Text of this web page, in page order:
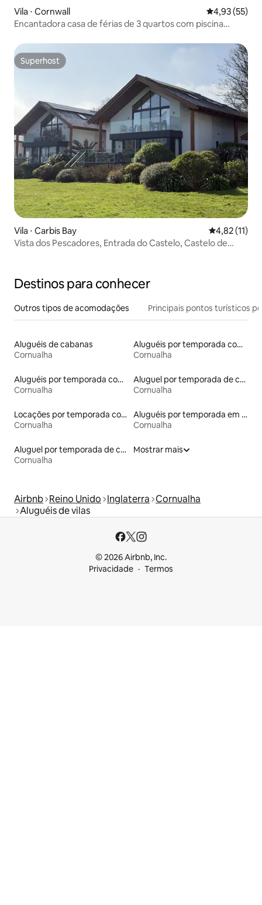
Vila ⋅ Cornwall 4,93 de uma
4,93 (55)
Encantadora casa de férias de 3 quartos com piscina
Superhost
Superhost
Vila ⋅ Carbis Bay 4,82 de uma
4,82 (11)
Vista dos Pescadores, Entrada do Castelo, Castelo de
Destinos para conhecer
Outros tipos de acomodações Principais pontos turísticos
Aluguéis de cabanas
Cornualha
Aluguéis por temporada com banheira de hidromassagem
Cornualha
Aluguéis por temporada com caiaque
Cornualha
Aluguel por temporada de casas na árvore
Cornualha
Locações por temporada com piscina
Cornualha
Aluguéis por temporada em hotéis-fazenda
Cornualha
Aluguel por temporada de casas de hóspedes
Cornualha
Mostrar mais
Airbnb Reino Unido Inglaterra Cornualha
Aluguéis de vilas
© 2026 Airbnb, Inc.
Privacidade
Termos